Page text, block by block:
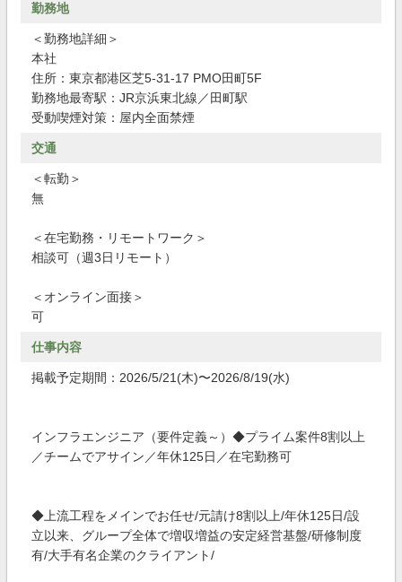
勤務地
＜勤務地詳細＞
本社
住所：東京都港区芝5-31-17 PMO田町5F
勤務地最寄駅：JR京浜東北線／田町駅
受動喫煙対策：屋内全面禁煙
交通
＜転勤＞
無
＜在宅勤務・リモートワーク＞
相談可（週3日リモート）
＜オンライン面接＞
可
仕事内容
掲載予定期間：2026/5/21(木)〜2026/8/19(水)
インフラエンジニア（要件定義～）◆プライム案件8割以上
／チームでアサイン／年休125日／在宅勤務可
◆上流工程をメインでお任せ/元請け8割以上/年休125日/設
立以来、グループ全体で増収増益の安定経営基盤/研修制度
有/大手有名企業のクライアント/